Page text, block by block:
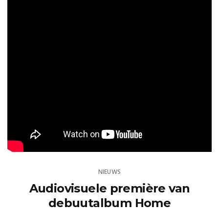
NIEUWS
Audiovisuele première van
debuutalbum Home